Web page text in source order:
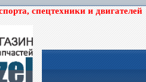
спецтехники и двигателей